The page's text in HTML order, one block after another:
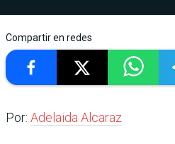
Compartir en redes
Por: Adelaida Alcaraz